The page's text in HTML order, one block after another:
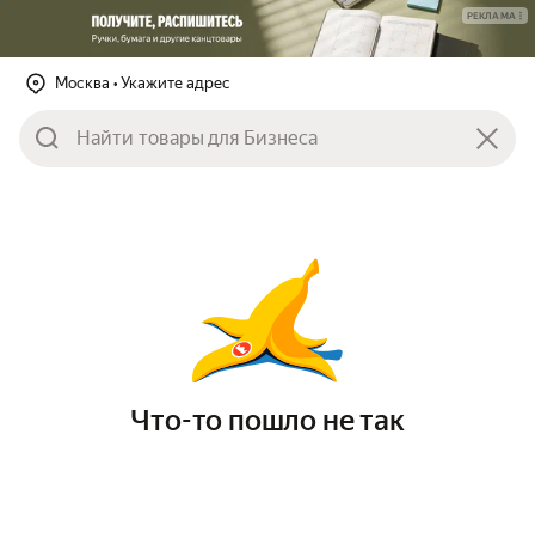
РЕКЛАМА
Москва • Укажите адрес
Что-то пошло не так